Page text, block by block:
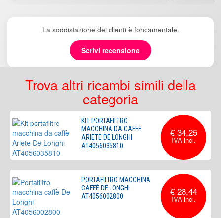
La soddisfazione dei clienti è fondamentale.
Scrivi recensione
Trova altri ricambi simili della
categoria
KIT PORTAFILTRO
MACCHINA DA CAFFÈ
ARIETE DE LONGHI
AT4056035810
€ 34,25
PORTAFILTRO MACCHINA
CAFFÈ DE LONGHI
AT4056002800
€ 28,44